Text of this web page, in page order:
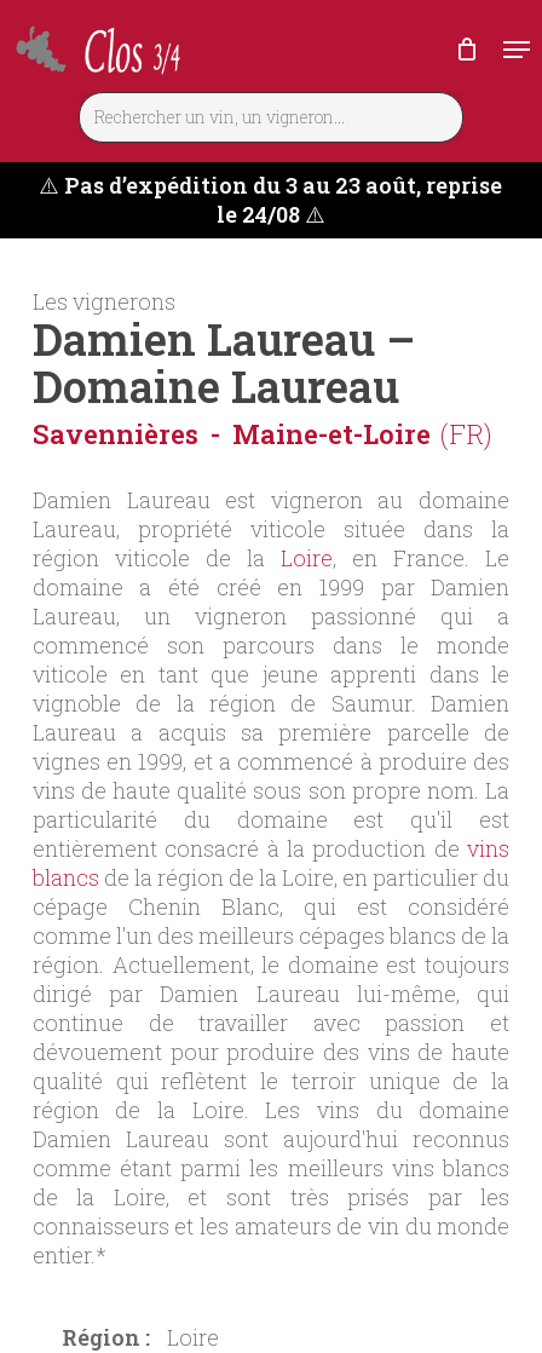
to
main
⚠️ Pas d’expédition du 3 au 23 août, reprise
le 24/08⚠️
Les vignerons
Damien Laureau –
Domaine Laureau
Savennières Maine-et-Loire (FR)
Damien Laureau est vigneron au domaine
Laureau, propriété viticole située dans la
région viticole de laLoire, en France. Le
domaine a été créé en 1999 par Damien
Laureau, un vigneron passionné qui a
commencé son parcours dans le monde
viticole en tant que jeune apprenti dans le
vignoble de la région de Saumur. Damien
Laureau a acquis sa première parcelle de
vignes en 1999, et a commencé à produire des
vins de haute qualité sous son propre nom. La
particularité du domaine est qu'il est
entièrement consacré à la production devins
blancs de la région de la Loire, en particulier du
cépage Chenin Blanc, qui est considéré
comme l'un des meilleurs cépages blancs de la
région. Actuellement, le domaine est toujours
dirigé par Damien Laureau lui-même, qui
continue de travailler avec passion et
dévouement pour produire des vins de haute
qualité qui reflètent le terroir unique de la
région de la Loire. Les vins du domaine
Damien Laureau sont aujourd'hui reconnus
comme étant parmi les meilleurs vins blancs
de la Loire, et sont très prisés par les
connaisseurs et les amateurs de vin du monde
entier.*
Région : Loire